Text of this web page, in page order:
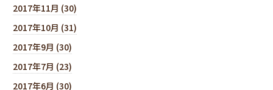
2017年11月 (30)
2017年10月 (31)
2017年9月 (30)
2017年7月 (23)
2017年6月 (30)